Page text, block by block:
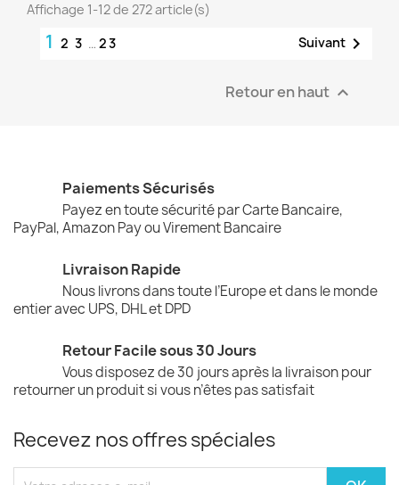
Affichage 1-12 de 272 article(s)
1 2 3 … 23 Suivant 
Retour en haut 
Paiements Sécurisés
Payez en toute sécurité par Carte Bancaire,
PayPal, Amazon Pay ou Virement Bancaire
Livraison Rapide
Nous livrons dans toute l’Europe et dans le monde
entier avec UPS, DHL et DPD
Retour Facile sous 30 Jours
Vous disposez de 30 jours après la livraison pour
retourner un produit si vous n’êtes pas satisfait
Recevez nos offres spéciales